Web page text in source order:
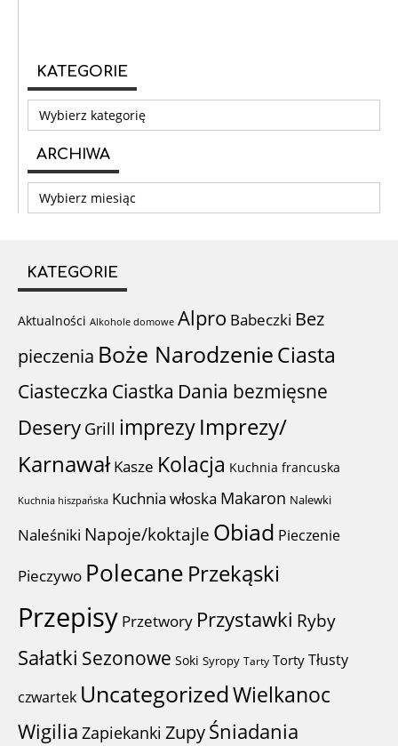
KATEGORIE
Kategorie
ARCHIWA
Archiwa
KATEGORIE
Aktualności Alkohole domowe Alpro Babeczki Bez
pieczenia Boże NarodzenieCiasta
Ciasteczka Ciastka Dania bezmięsne
Desery Grill imprezyImprezy/
Karnawał Kasze Kolacja Kuchnia francuska
Kuchnia hiszpańska Kuchnia włoska Makaron Nalewki
Naleśniki Napoje/koktajle Obiad Pieczenie
Pieczywo Polecane Przekąski
Przepisy Przetwory Przystawki Ryby
Sałatki Sezonowe Soki Syropy Tarty Torty Tłusty
czwartek UncategorizedWielkanoc
Wigilia Zapiekanki ZupyŚniadania